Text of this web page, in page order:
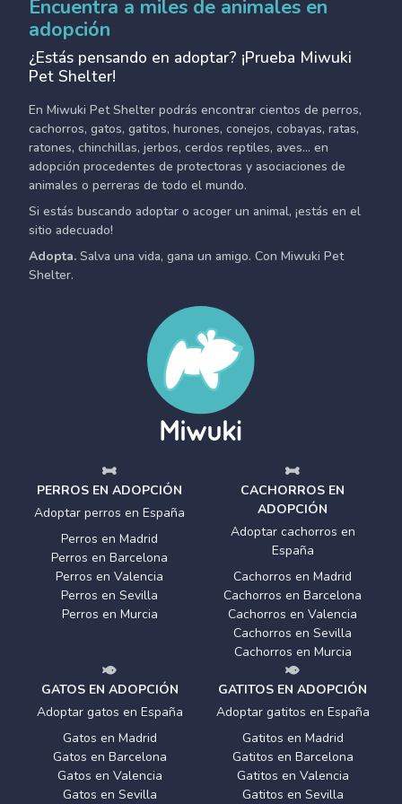
Encuentra a miles de animales en
adopción
¿Estás pensando en adoptar? ¡Prueba Miwuki
Pet Shelter!
En Miwuki Pet Shelter podrás encontrar cientos de perros,
cachorros, gatos, gatitos, hurones, conejos, cobayas, ratas,
ratones, chinchillas, jerbos, cerdos reptiles, aves... en
adopción procedentes de protectoras y asociaciones de
animales o perreras de todo el mundo.
Si estás buscando adoptar o acoger un animal, ¡estás en el
sitio adecuado!
Adopta. Salva una vida, gana un amigo. Con Miwuki Pet
Shelter.
PERROS EN ADOPCIÓN
Adoptar perros en España
Perros en Madrid
Perros en Barcelona
Perros en Valencia
Perros en Sevilla
Perros en Murcia
CACHORROS EN
ADOPCIÓN
Adoptar cachorros en
España
Cachorros en Madrid
Cachorros en Barcelona
Cachorros en Valencia
Cachorros en Sevilla
Cachorros en Murcia
GATOS EN ADOPCIÓN
Adoptar gatos en España
Gatos en Madrid
Gatos en Barcelona
Gatos en Valencia
Gatos en Sevilla
GATITOS EN ADOPCIÓN
Adoptar gatitos en España
Gatitos en Madrid
Gatitos en Barcelona
Gatitos en Valencia
Gatitos en Sevilla